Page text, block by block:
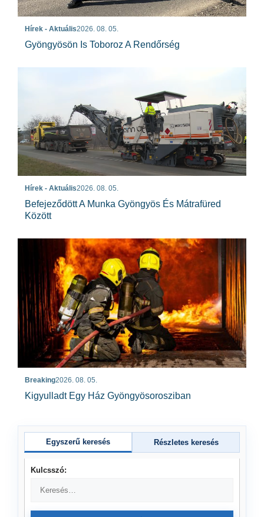
Hírek - Aktuális2026. 08. 05.
Gyöngyösön Is Toboroz A Rendőrség
Hírek - Aktuális2026. 08. 05.
Befejeződött A Munka Gyöngyös És Mátrafüred
Között
Breaking2026. 08. 05.
Kigyulladt Egy Ház Gyöngyösorosziban
Egyszerű keresés Részletes keresés
Kulcsszó: